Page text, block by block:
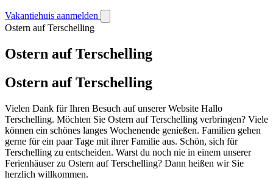
Vakantiehuis aanmelden
Ostern auf Terschelling
Ostern auf Terschelling
Ostern auf Terschelling
Vielen Dank für Ihren Besuch auf unserer Website Hallo
Terschelling. Möchten Sie Ostern auf Terschelling verbringen? Viele
können ein schönes langes Wochenende genießen. Familien gehen
gerne für ein paar Tage mit ihrer Familie aus. Schön, sich für
Terschelling zu entscheiden. Warst du noch nie in einem unserer
Ferienhäuser zu Ostern auf Terschelling? Dann heißen wir Sie
herzlich willkommen.